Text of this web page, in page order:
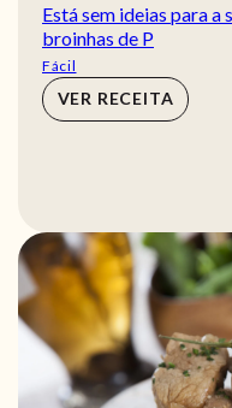
Está sem ideias para a
broinhas de P
Fácil
VER RECEITA